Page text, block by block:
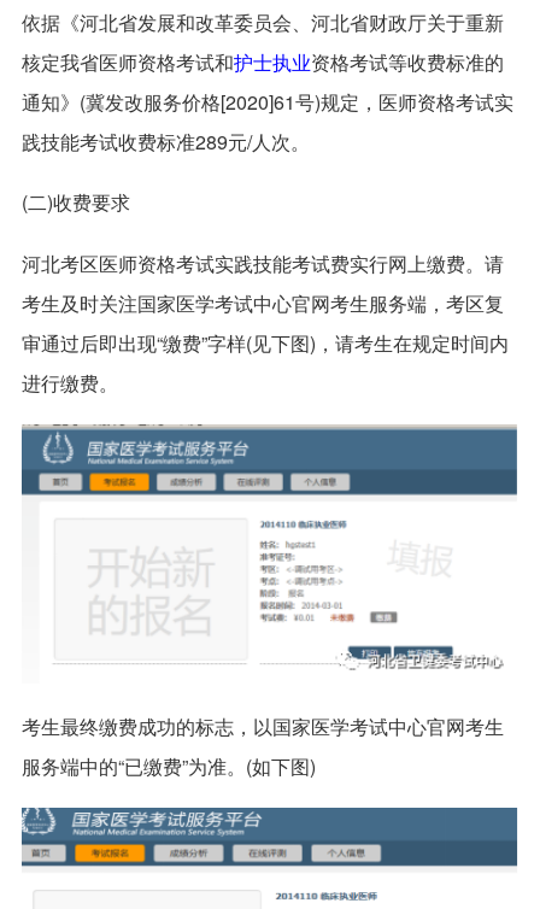
依据《河北省发展和改革委员会、河北省财政厅关于重新
核定我省医师资格考试和护士执业资格考试等收费标准的
通知》(冀发改服务价格[2020]61号)规定，医师资格考试实
践技能考试收费标准289元/人次。
(二)收费要求
河北考区医师资格考试实践技能考试费实行网上缴费。请
考生及时关注国家医学考试中心官网考生服务端，考区复
审通过后即出现“缴费”字样(见下图)，请考生在规定时间内
进行缴费。
考生最终缴费成功的标志，以国家医学考试中心官网考生
服务端中的“已缴费”为准。(如下图)